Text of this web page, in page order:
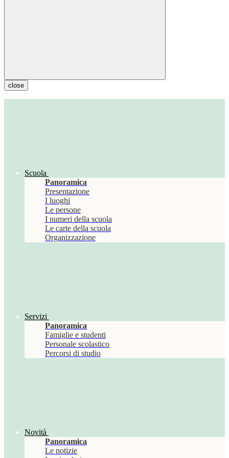
close
Scuola
Panoramica
Presentazione
I luoghi
Le persone
I numeri della scuola
Le carte della scuola
Organizzazione
Servizi
Panoramica
Famiglie e studenti
Personale scolastico
Percorsi di studio
Novità
Panoramica
Le notizie